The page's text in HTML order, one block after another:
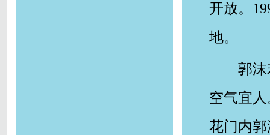
开放。
地。
郭
空气宜
花门内